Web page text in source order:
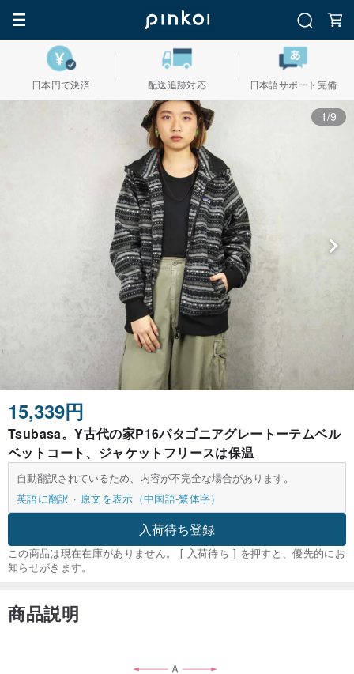
日本円で決済 配送追跡対応 日本語サポート完備
1/9
15,339円
Tsubasa。Y古代の家P16パタゴニアグレートーテムベル
ベットコート、ジャケットフリースは保温
自動翻訳されているため、内容が不完全な場合があります。
英語に翻訳
原文を表示（中国語-繁体字）
入荷待ち登録
この商品は現在在庫がありません。 [ 入荷待ち ] を押すと、優先的にお
知らせがきます。
商品説明